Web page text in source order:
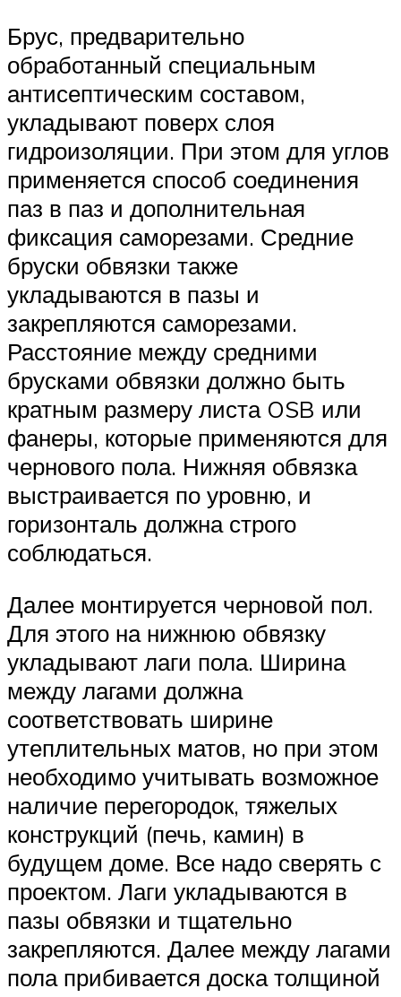
Брус, предварительно
обработанный специальным
антисептическим составом,
укладывают поверх слоя
гидроизоляции. При этом для углов
применяется способ соединения
паз в паз и дополнительная
фиксация саморезами. Средние
бруски обвязки также
укладываются в пазы и
закрепляются саморезами.
Расстояние между средними
брусками обвязки должно быть
кратным размеру листа OSB или
фанеры, которые применяются для
чернового пола. Нижняя обвязка
выстраивается по уровню, и
горизонталь должна строго
соблюдаться.
Далее монтируется черновой пол.
Для этого на нижнюю обвязку
укладывают лаги пола. Ширина
между лагами должна
соответствовать ширине
утеплительных матов, но при этом
необходимо учитывать возможное
наличие перегородок, тяжелых
конструкций (печь, камин) в
будущем доме. Все надо сверять с
проектом. Лаги укладываются в
пазы обвязки и тщательно
закрепляются. Далее между лагами
пола прибивается доска толщиной